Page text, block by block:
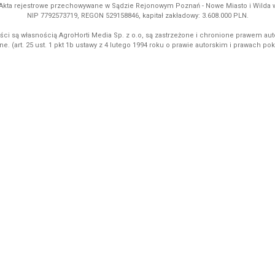
rejestrowe przechowywane w Sądzie Rejonowym Poznań - Nowe Miasto i Wilda
NIP 7792573719, REGON 529158846, kapitał zakładowy: 3.608.000 PLN.
są własnością AgroHorti Media Sp. z o.o, są zastrzeżone i chronione prawem
(art. 25 ust. 1 pkt 1b ustawy z 4 lutego 1994 roku o prawie autorskim i prawach